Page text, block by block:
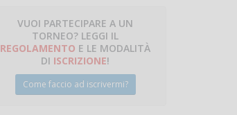
VUOI PARTECIPARE A UN
TORNEO? LEGGI IL
REGOLAMENTO E LE MODALITÀ
DI ISCRIZIONE!
Come faccio ad iscrivermi?